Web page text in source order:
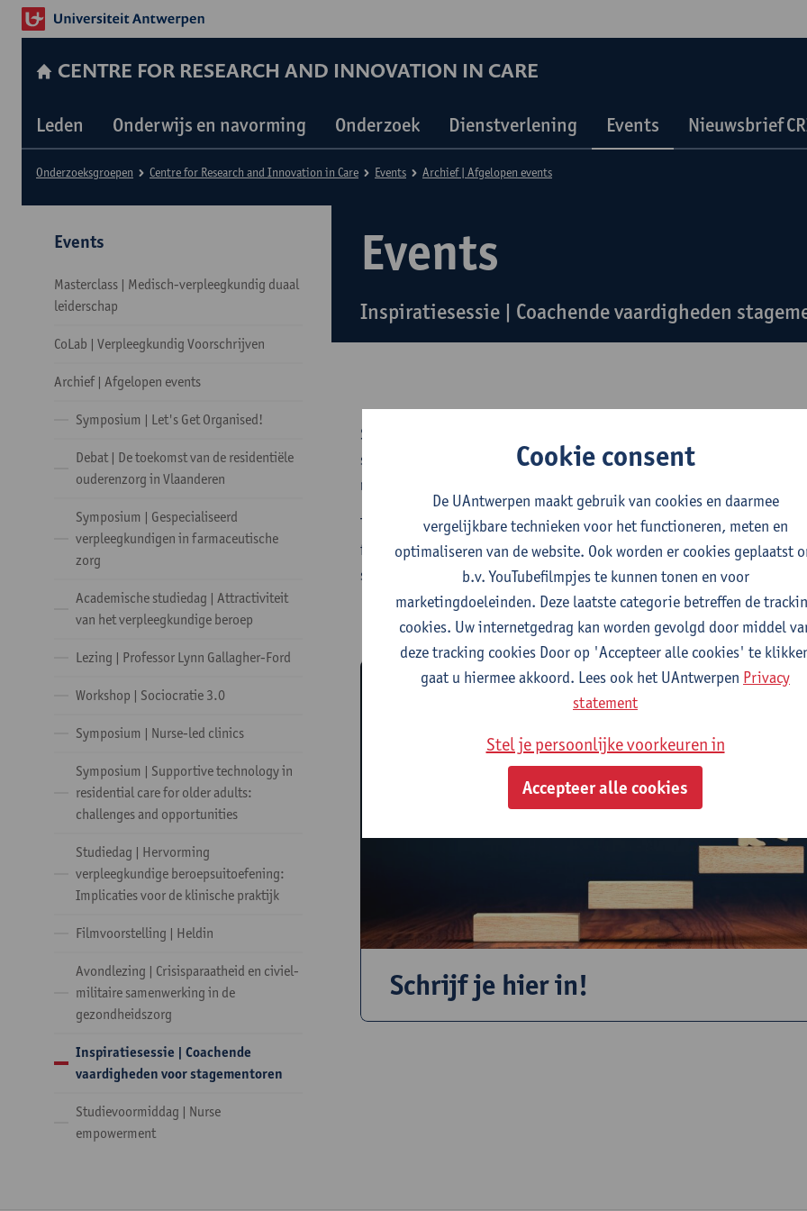
CENTRE FOR RESEARCH AND INNOVATION IN CARE
Leden Onderwijs en navorming Onderzoek Dienstverlening Events Nieuwsbrief
Events
Inspiratiesessie | Coachende vaardigheden
Onderzoeksgroepen Centre for Research and Innovation in Care Events Archief | Afgelopen events
Events
Masterclass | Medisch-verpleegkundig duaal
leiderschap
CoLab | Verpleegkundig Voorschrijven
Archief | Afgelopen events
Symposium | Let's Get Organised!
Debat | De toekomst van de residentiële
ouderenzorg in Vlaanderen
Symposium | Gespecialiseerd
verpleegkundigen in farmaceutische
zorg
Academische studiedag | Attractiviteit
van het verpleegkundige beroep
Lezing | Professor Lynn Gallagher-Ford
Workshop | Sociocratie 3.0
Symposium | Nurse-led clinics
Symposium | Supportive technology in
residential care for older adults:
challenges and opportunities
Studiedag | Hervorming
verpleegkundige beroepsuitoefening:
Implicaties voor de klinische praktijk
Filmvoorstelling | Heldin
Avondlezing | Crisisparaatheid en civiel-
militaire samenwerking in de
gezondheidszorg
Inspiratiesessie | Coachende
vaardigheden voor stagementoren
Studievoormiddag | Nurse
empowerment
Stagementoren spelen een cruciale rol in het onthaal, de begeleiding
studenten. Om jullie rol nog krachtiger te maken, organiseren we
maart 2026 van 13 uur tot 15 uur
Tijdens deze sessie ontdek je hoe coachende vaardigheden – zoals
feedback geven – je impact als mentor vergroten. Je krijgt praktische
studenten te ondersteunen en hun motivatie en groei te stimuleren.
Schrijf je hier in!
Cookie consent
De UAntwerpen maakt gebruik van cookies en daarmee
vergelijkbare technieken voor het functioneren, meten en
optimaliseren van de website. Ook worden er cookies geplaatst
b.v. YouTubefilmpjes te kunnen tonen en voor
marketingdoeleinden. Deze laatste categorie betreffen de
cookies. Uw internetgedrag kan worden gevolgd door middel
deze tracking cookies Door op 'Accepteer alle cookies' te
gaat u hiermee akkoord. Lees ook het UAntwerpen Privacy
statement
Stel je persoonlijke voorkeuren in
Accepteer alle cookies